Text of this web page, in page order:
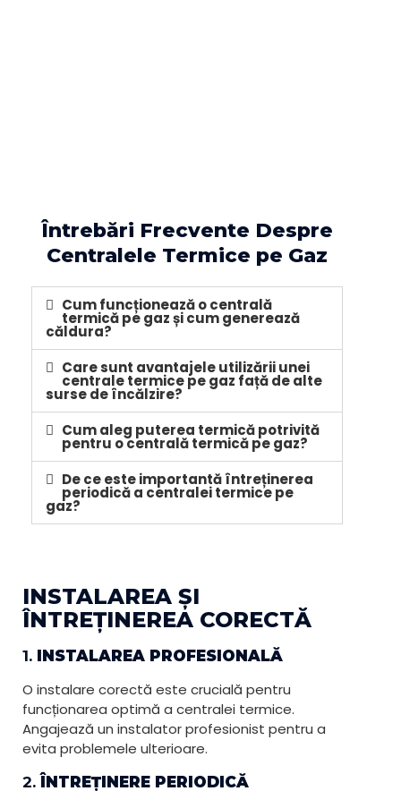
Întrebări Frecvente Despre
Centralele Termice pe Gaz
Cum funcționează o centrală
termică pe gaz și cum generează
căldura?
Care sunt avantajele utilizării unei
centrale termice pe gaz față de alte
surse de încălzire?
Cum aleg puterea termică potrivită
pentru o centrală termică pe gaz?
De ce este importantă întreținerea
periodică a centralei termice pe
gaz?
INSTALAREA ȘI
ÎNTREȚINEREA CORECTĂ
1. INSTALAREA PROFESIONALĂ
O instalare corectă este crucială pentru
funcționarea optimă a centralei termice.
Angajează un instalator profesionist pentru a
evita problemele ulterioare.
2. ÎNTREȚINERE PERIODICĂ